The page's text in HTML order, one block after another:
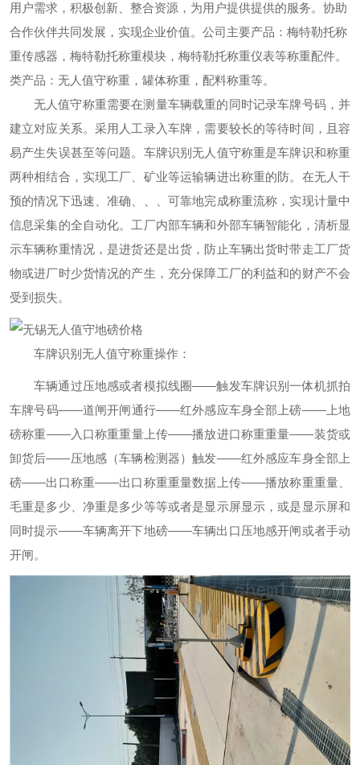
用户需求，积极创新、整合资源，为用户提供提供的服务。协助
合作伙伴共同发展，实现企业价值。公司主要产品：梅特勒托称
重传感器，梅特勒托称重模块，梅特勒托称重仪表等称重配件。
类产品：无人值守称重，罐体称重，配料称重等。
无人值守称重需要在测量车辆载重的同时记录车牌号码，并
建立对应关系。采用人工录入车牌，需要较长的等待时间，且容
易产生失误甚至等问题。车牌识别无人值守称重是车牌识和称重
两种相结合，实现工厂、矿业等运输辆进出称重的防。在无人干
预的情况下迅速、准确、、、可靠地完成称重流称，实现计量中
信息采集的全自动化。工厂内部车辆和外部车辆智能化，清析显
示车辆称重情况，是进货还是出货，防止车辆出货时带走工厂货
物或进厂时少货情况的产生，充分保障工厂的利益和的财产不会
受到损失。
车牌识别无人值守称重操作：
车辆通过压地感或者模拟线圈——触发车牌识别一体机抓拍
车牌号码——道闸开闸通行——红外感应车身全部上磅——上地
磅称重——入口称重重量上传——播放进口称重重量——装货或
卸货后——压地感（车辆检测器）触发——红外感应车身全部上
磅——出口称重——出口称重重量数据上传——播放称重重量、
毛重是多少、净重是多少等等或者是显示屏显示，或是显示屏和
同时提示——车辆离开下地磅——车辆出口压地感开闸或者手动
开闸。